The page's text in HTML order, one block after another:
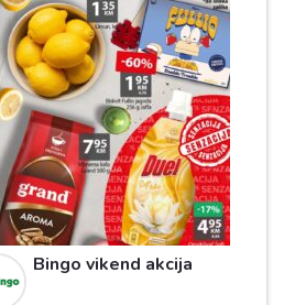
Bingo vikend akcija